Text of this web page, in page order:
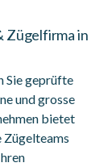
Zügelfirma in
Sie geprüfte
und grosse
bietet
Zügelteams